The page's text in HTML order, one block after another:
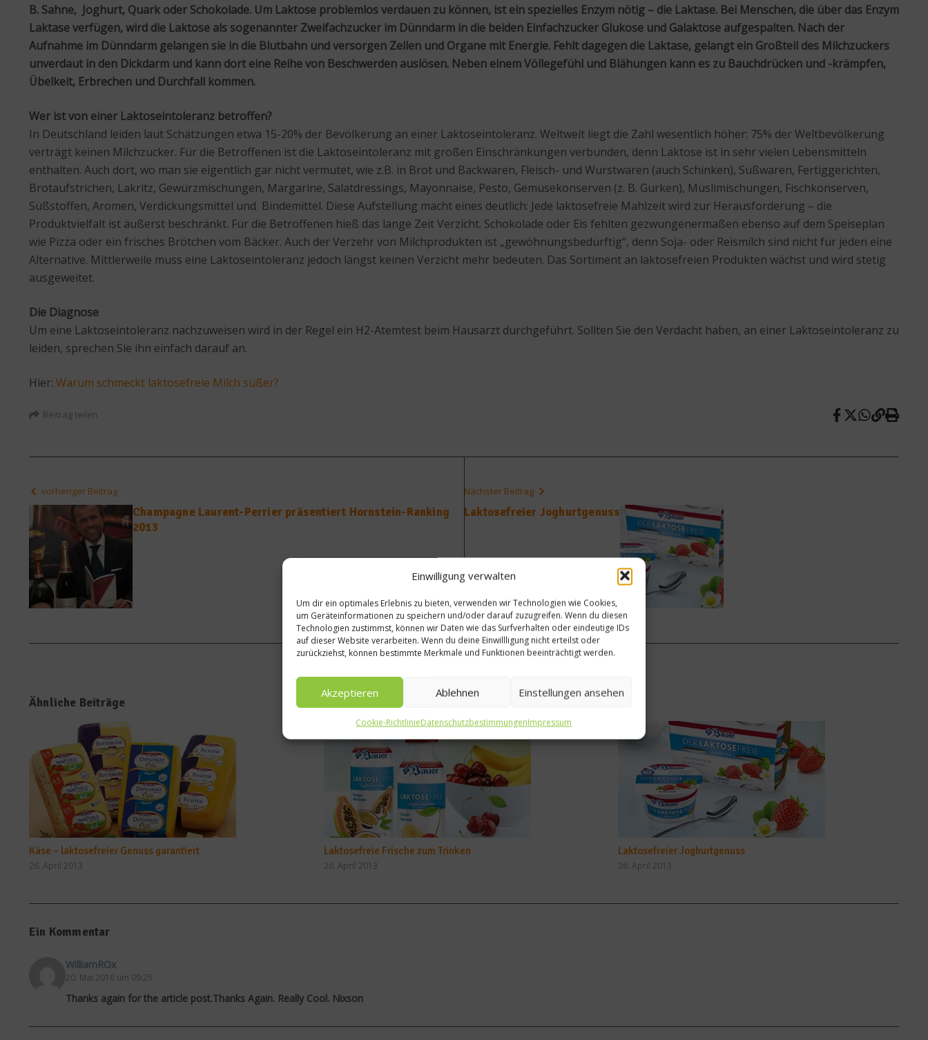
Einwilligung verwalten
Um dir ein optimales Erlebnis zu bieten, verwenden wir Technologien wie Cookies,
um Geräteinformationen zu speichern und/oder darauf zuzugreifen. Wenn du diesen
Technologien zustimmst, können wir Daten wie das Surfverhalten oder eindeutige IDs
auf dieser Website verarbeiten. Wenn du deine Einwillligung nicht erteilst oder
zurückziehst, können bestimmte Merkmale und Funktionen beeinträchtigt werden.
Akzeptieren Ablehnen Einstellungen ansehen
Cookie-RichtlinieDatenschutzbestimmungenImpressum
B. Sahne, Joghurt, Quark oder Schokolade. Um Laktose problemlos verdauen zu können, ist ein spezielles Enzym nötig – die Laktase. Bei Menschen, die über das Enzym
Laktase verfügen, wird die Laktose als sogenannter Zweifachzucker im Dünndarm in die beiden Einfachzucker Glukose und Galaktose aufgespalten. Nach der
Aufnahme im Dünndarm gelangen sie in die Blutbahn und versorgen Zellen und Organe mit Energie. Fehlt dagegen die Laktase, gelangt ein Großteil des Milchzuckers
unverdaut in den Dickdarm und kann dort eine Reihe von Beschwerden auslösen. Neben einem Völlegefühl und Blähungen kann es zu Bauchdrücken und -krämpfen,
Übelkeit, Erbrechen und Durchfall kommen.
Wer ist von einer Laktoseintoleranz betroffen?
In Deutschland leiden laut Schätzungen etwa 15-20% der Bevölkerung an einer Laktoseintoleranz. Weltweit liegt die Zahl wesentlich höher: 75% der Weltbevölkerung
verträgt keinen Milchzucker. Für die Betroffenen ist die Laktoseintoleranz mit großen Einschränkungen verbunden, denn Laktose ist in sehr vielen Lebensmitteln
enthalten. Auch dort, wo man sie eigentlich gar nicht vermutet, wie z.B. in Brot und Backwaren, Fleisch- und Wurstwaren (auch Schinken), Süßwaren, Fertiggerichten,
Brotaufstrichen, Lakritz, Gewürzmischungen, Margarine, Salatdressings, Mayonnaise, Pesto, Gemüsekonserven (z. B. Gurken), Müslimischungen, Fischkonserven,
Süßstoffen, Aromen, Verdickungsmittel und Bindemittel. Diese Aufstellung macht eines deutlich: Jede laktosefreie Mahlzeit wird zur Herausforderung – die
Produktvielfalt ist äußerst beschränkt. Für die Betroffenen hieß das lange Zeit Verzicht. Schokolade oder Eis fehlten gezwungenermaßen ebenso auf dem Speiseplan
wie Pizza oder ein frisches Brötchen vom Bäcker. Auch der Verzehr von Milchprodukten ist „gewöhnungsbedürftig“, denn Soja- oder Reismilch sind nicht für jeden eine
Alternative. Mittlerweile muss eine Laktoseintoleranz jedoch längst keinen Verzicht mehr bedeuten. Das Sortiment an laktosefreien Produkten wächst und wird stetig
ausgeweitet.
Die Diagnose
Um eine Laktoseintoleranz nachzuweisen wird in der Regel ein H2-Atemtest beim Hausarzt durchgeführt. Sollten Sie den Verdacht haben, an einer Laktoseintoleranz zu
leiden, sprechen Sie ihn einfach darauf an.
Hier: Warum schmeckt laktosefreie Milch süßer?
Beitrag teilen
vorheriger Beitrag
Champagne Laurent-Perrier präsentiert Hornstein-Ranking
2013
Nächster Beitrag
Laktosefreier Joghurtgenuss
Ähnliche Beiträge
Käse – laktosefreier Genuss garantiert
26. April 2013
Laktosefreie Frische zum Trinken
26. April 2013
Laktosefreier Joghurtgenuss
26. April 2013
Ein Kommentar
WilliamROx
20. Mai 2016 um 09:25
Thanks again for the article post.Thanks Again. Really Cool. Nixson